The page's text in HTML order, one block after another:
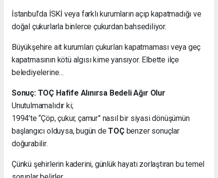
İstanbul’da İSKİ veya farklı kurumların açıp kapatmadığı ve
doğal çukurlarla binlerce çukurdan bahsediliyor.
Büyükşehire ait kurumları çukurları kapatmaması veya geç
kapatmasının kötü algısı kime yansıyor. Elbette ilçe
belediyelerine…
Sonuç: TOÇ Hafife Alınırsa Bedeli Ağır Olur
Unutulmamalıdır ki;
1994’te “Çöp, çukur, çamur” nasıl bir siyasi dönüşümün
başlangıcı olduysa, bugün deTOÇbenzer sonuçlar
doğurabilir.
Çünkü şehirlerin kaderini, günlük hayatı zorlaştıran bu temel